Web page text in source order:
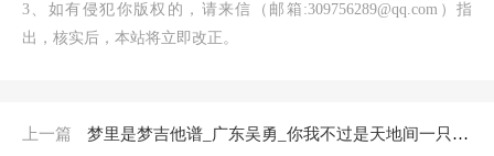
3、如有侵犯你版权的，请来信（邮箱:309756289@qq.com）指
出，核实后，本站将立即改正。
上一篇
梦里是梦吉他谱_广东吴勇_你我不过是天地间一只朝生暮死的蜉蝣